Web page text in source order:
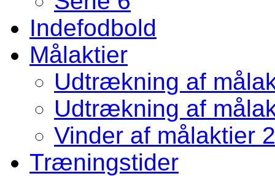
Indefodbold
Målaktier
Udtrækning af
Udtrækning af
Vinder af målaktier
Træningstider